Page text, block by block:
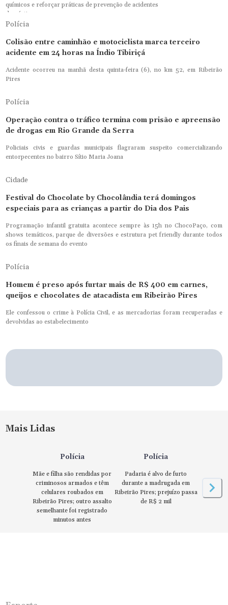
químicos e reforçar práticas de prevenção de acidentes
domésticos
Polícia
Colisão entre caminhão e motociclista marca terceiro
acidente em 24 horas na Índio Tibiriçá
Acidente ocorreu na manhã desta quinta-feira (6), no km 52, em Ribeirão
Pires
Polícia
Operação contra o tráfico termina com prisão e apreensão
de drogas em Rio Grande da Serra
Policiais civis e guardas municipais flagraram suspeito comercializando
entorpecentes no bairro Sítio Maria Joana
Cidade
Festival do Chocolate by Chocolândia terá domingos
especiais para as crianças a partir do Dia dos Pais
Programação infantil gratuita acontece sempre às 15h no ChocoPaço, com
shows temáticos, parque de diversões e estrutura pet friendly durante todos
os finais de semana do evento
Polícia
Homem é preso após furtar mais de R$ 400 em carnes,
queijos e chocolates de atacadista em Ribeirão Pires
Ele confessou o crime à Polícia Civil, e as mercadorias foram recuperadas e
devolvidas ao estabelecimento
Mais Lidas
Polícia
Mãe e filha são rendidas por
criminosos armados e têm
celulares roubados em
Ribeirão Pires; outro assalto
semelhante foi registrado
minutos antes
Polícia
Padaria é alvo de furto
durante a madrugada em
Ribeirão Pires; prejuízo passa
de R$ 2 mil